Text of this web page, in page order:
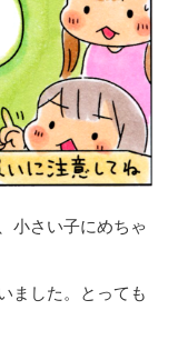
小さい子にめちゃ
ました。とっても